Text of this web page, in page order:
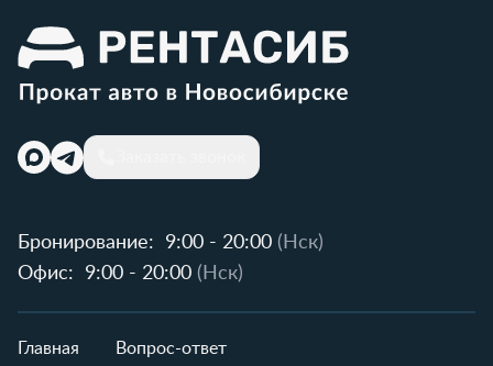
Бронирование: 9:00 - 20:00 (Нск)
Офис:
9:00 - 20:00 (Нск)
Главная
Вопрос-ответ